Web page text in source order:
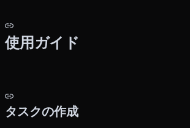
使用ガイド
タスクの作成